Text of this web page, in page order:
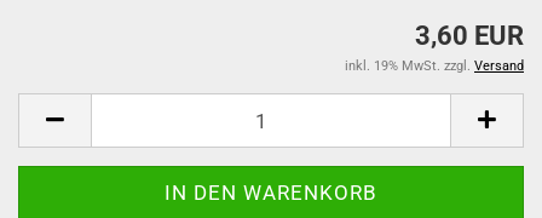
3,60 EUR
inkl. 19% MwSt. zzgl. Versand